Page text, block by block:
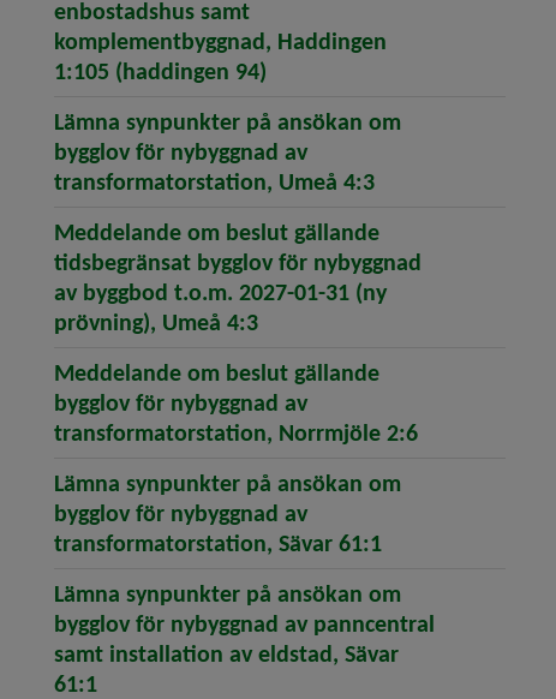
enbostadshus samt
komplementbyggnad, Haddingen
1:105 (haddingen 94)
Lämna synpunkter på ansökan om
bygglov för nybyggnad av
transformatorstation, Umeå 4:3(öppnar artikeln
Meddelande om beslut gällande
tidsbegränsat bygglov för nybyggnad
av byggbod t.o.m. 2027-01-31 (ny
prövning), Umeå 4:3(öppnar artikeln
Meddelande om beslut gällande
bygglov för nybyggnad av
transformatorstation, Norrmjöle 2:6(öppnar
Lämna synpunkter på ansökan om
bygglov för nybyggnad av
transformatorstation, Sävar 61:1(öppnar artikeln
Lämna synpunkter på ansökan om
bygglov för nybyggnad av panncentral
samt installation av eldstad, Sävar
61:1(öppnar artikeln Lämna synpunkter på